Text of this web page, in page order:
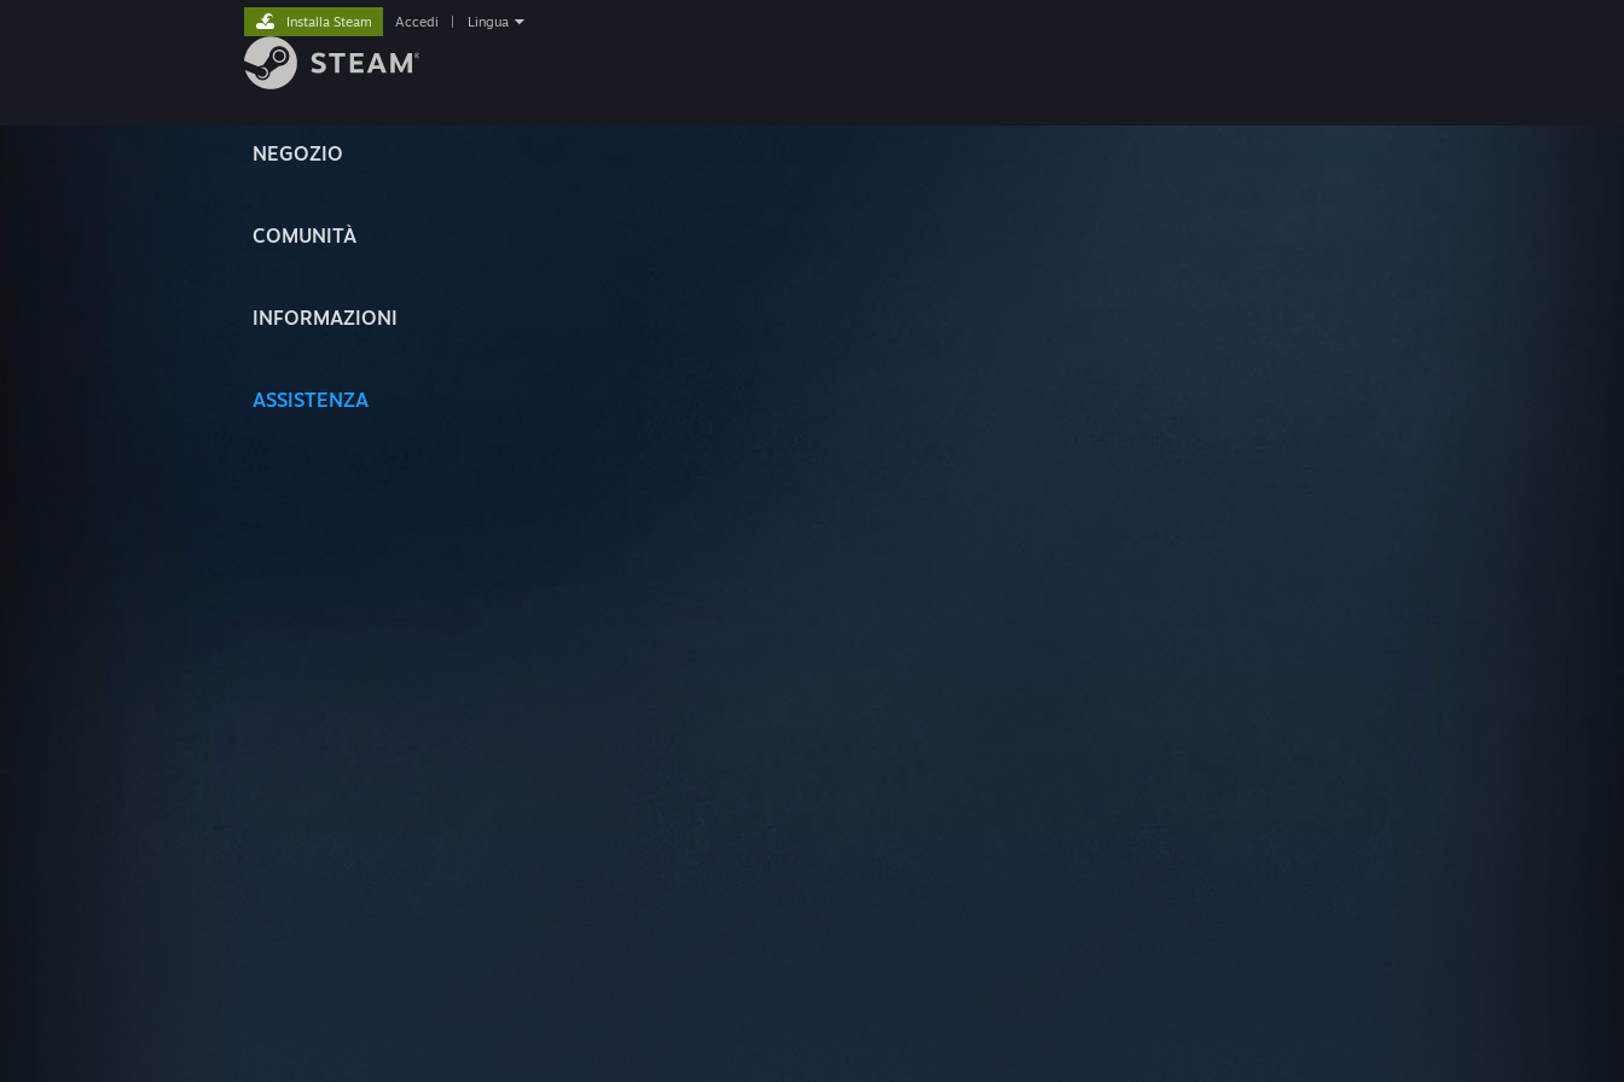
NEGOZIO
COMUNITÀ
INFORMAZIONI
ASSISTENZA
Installa Steam Accedi Lingua